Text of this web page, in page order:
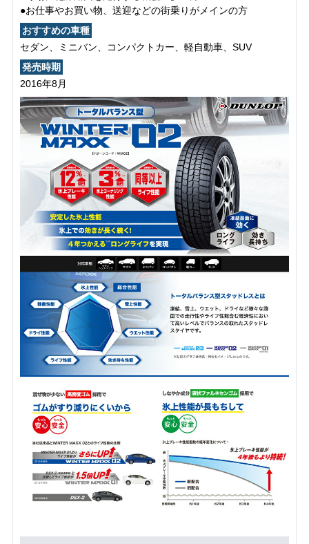
●お仕事やお買い物、送迎などの街乗りがメインの方
おすすめの車種
セダン、ミニバン、コンパクトカー、軽自動車、SUV
発売時期
2016年8月